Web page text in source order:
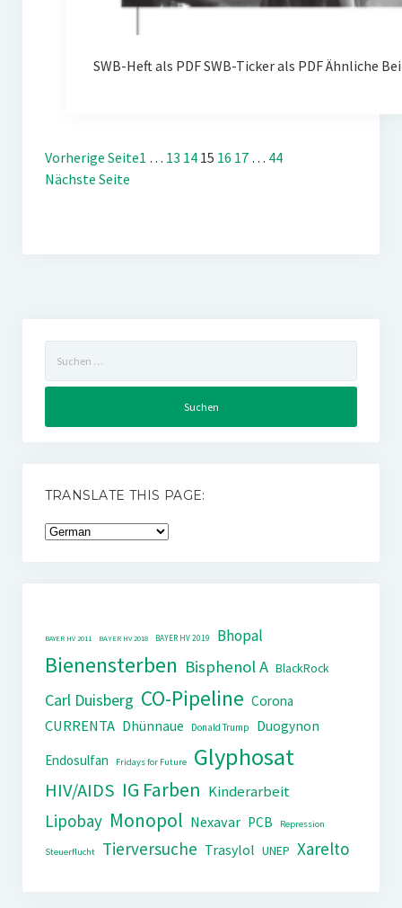
SWB-Heft als PDF SWB-Ticker als PDF Ähnliche
Vorherige Seite1 … 13 14 15 16 17 … 44
Nächste Seite
nach:
TRANSLATE THIS PAGE:
BAYER HV 2011 BAYER HV 2018 BAYER HV 2019 Bhopal
Bienensterben Bisphenol A BlackRock
Carl Duisberg CO-Pipeline Corona
CURRENTA Dhünnaue Donald Trump
Duogynon
Endosulfan
Fridays for Future Glyphosat
HIV/AIDS IG Farben Kinderarbeit
Lipobay Monopol Nexavar PCB Repression
Steuerflucht Tierversuche Trasylol UNEP Xarelto